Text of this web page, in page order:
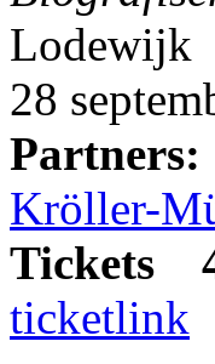
Lodewijk
28
Kröller-
Tickets
ticketlink